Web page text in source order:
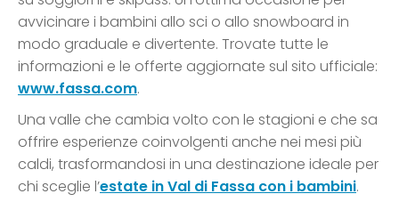
avvicinare i bambini allo sci o allo snowboard in
modo graduale e divertente. Trovate tutte le
informazioni e le offerte aggiornate sul sito ufficiale:
www.fassa.com.
Una valle che cambia volto con le stagioni e che sa
offrire esperienze coinvolgenti anche nei mesi più
caldi, trasformandosi in una destinazione ideale per
chi sceglie l’estate in Val di Fassa con i bambini.